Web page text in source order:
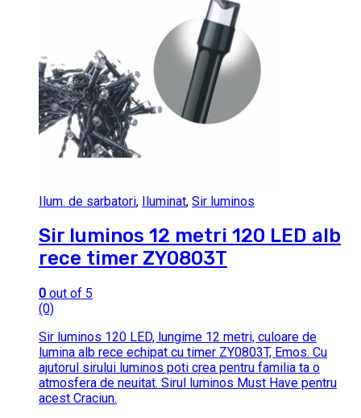
Ilum. de sarbatori, Iluminat, Sir luminos
Sir luminos 12 metri 120 LED alb
rece timer ZY0803T
0 out of 5
(0)
Sir luminos 120 LED, lungime 12 metri, culoare de
lumina alb rece echipat cu timer ZY0803T, Emos. Cu
ajutorul sirului luminos poti crea pentru familia ta o
atmosfera de neuitat. Sirul luminos Must Have pentru
acest Craciun.